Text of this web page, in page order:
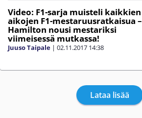
Video: F1-sarja muisteli kaikkien
aikojen F1-mestaruusratkaisua –
Hamilton nousi mestariksi
viimeisessä mutkassa!
Juuso Taipale | 02.11.2017 14:38
Lataa lisää